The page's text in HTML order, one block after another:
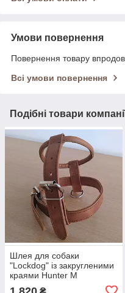
Умови повернення
Повернення товару
Всі умови повернення
Подібні товари
Шлея для собаки
"Lockdog" із закругленими
краями Hunter M